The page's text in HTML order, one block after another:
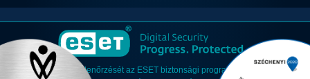
Anyagaink vírusellenőrzését az ESET biztonsági programokkal végezzük,